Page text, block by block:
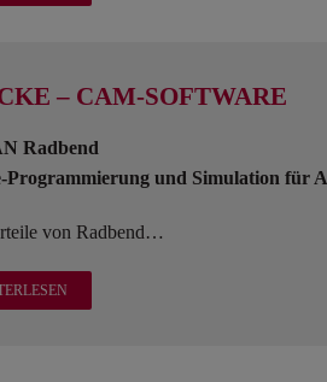
– CAM-SOFTWARE
Radbend
Programmierung und Simulation für
von Radbend…